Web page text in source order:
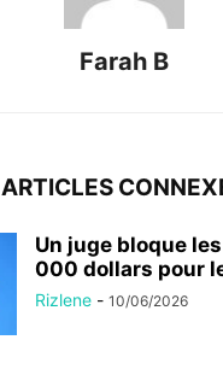
Farah B
ARTICLES
Un juge bloque
000 dollars pour
Rizlene - 10/06/2026